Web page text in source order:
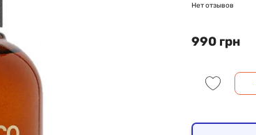
Нет отзывов
990 грн